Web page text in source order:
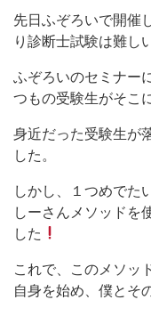
先日ふぞろいで開催
り診断士試験は難し
ふぞろいのセミナー
つもの受験生がそこ
身近だった受験生が
した。
しかし、１つめでた
しーさんメソッドを
した
これで、このメソッ
自身を始め、僕とそ